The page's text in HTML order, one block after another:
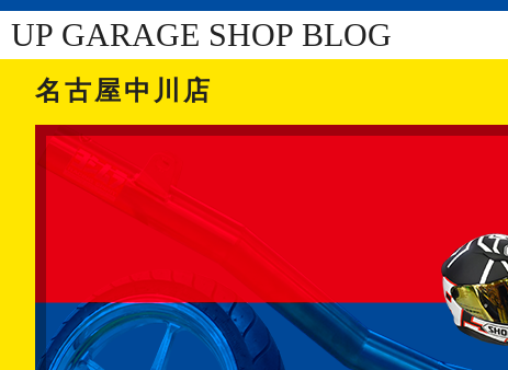
UP GARAGE SHOP BLOG
名古屋中川店